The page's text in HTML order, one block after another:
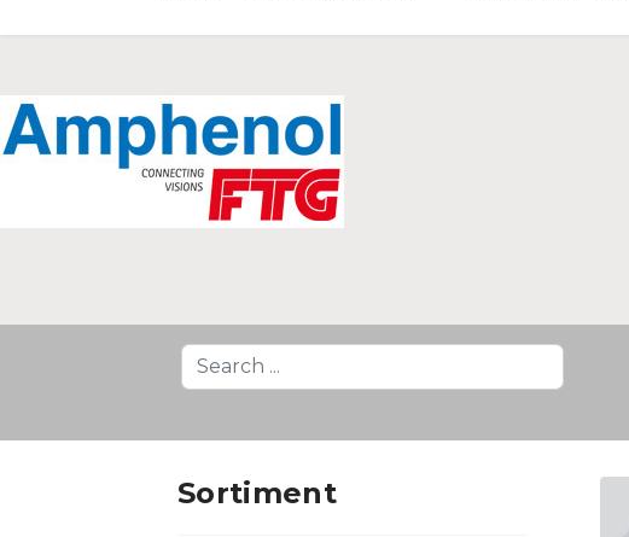
Search
...
Sortiment